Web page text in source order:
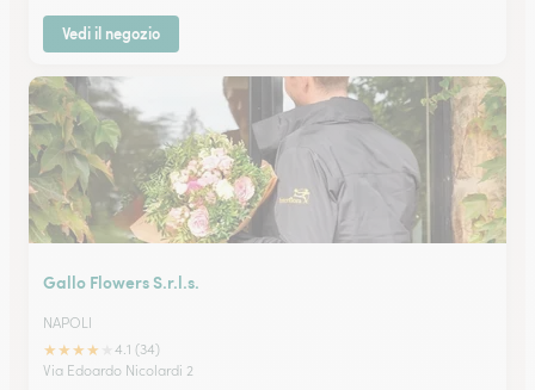
Vedi il negozio
Gallo Flowers S.r.l.s.
NAPOLI
★★★★
4.1 (34)
Via Edoardo Nicolardi 2